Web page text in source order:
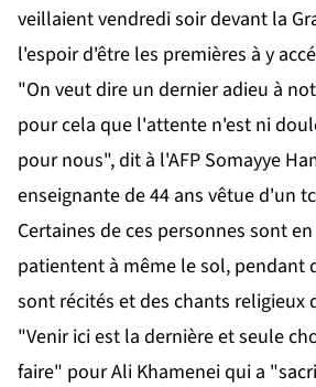
veillaient vendredi soir devant la
l'espoir d'être les premières à y
"On veut dire un dernier adieu à
pour cela que l'attente n'est ni
pour nous", dit à l'AFP Somayye
enseignante de 44 ans vêtue d'un
Certaines de ces personnes sont
patientent à même le sol, pendant
sont récités et des chants religieux
"Venir ici est la dernière et seule
faire" pour Ali Khamenei qui a